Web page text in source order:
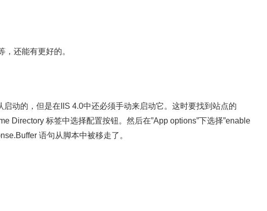
还能有更好的。
动的，但是在IIS 4.0中还必须手动来启动它。这时要找到站点的
Directory 标签中选择配置按钮。然后在”App options”下选择”enable
语句从脚本中被移走了。